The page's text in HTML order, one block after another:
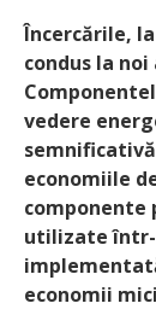
Încercările,
condus la
vedere
economiile
componente
utilizate într-
economii